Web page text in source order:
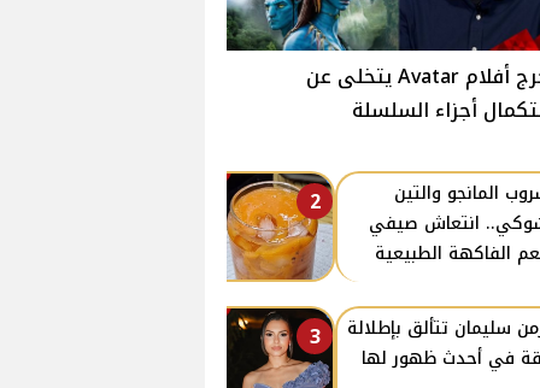
مخرج أفلام Avatar يتخلى عن
أجزاء السلسلة
2
المانجو والتين
انتعاش صيفي
الفاكهة الطبيعية
3
سليمان تتألق بإطلالة
في أحدث ظهور لها